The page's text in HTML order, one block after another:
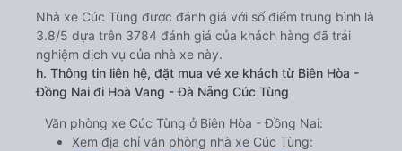
Nhà xe Cúc Tùng được đánh giá với số điểm trung bình là
3.8/5 dựa trên 3784 đánh giá của khách hàng đã trải
nghiệm dịch vụ của nhà xe này.
h. Thông tin liên hệ, đặt mua vé xe khách từ Biên Hòa -
Đồng Nai đi Hoà Vang - Đà Nẵng Cúc Tùng
Văn phòng xe Cúc Tùng ở Biên Hòa - Đồng Nai:
Xem địa chỉ văn phòng nhà xe Cúc Tùng: